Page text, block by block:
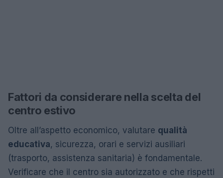
Fattori da considerare nella scelta del
centro estivo
Oltre all’aspetto economico, valutare qualità
educativa, sicurezza, orari e servizi ausiliari
(trasporto, assistenza sanitaria) è fondamentale.
Verificare che il centro sia autorizzato e che rispetti